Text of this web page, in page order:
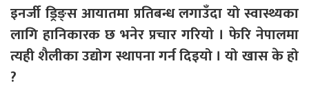
इनर्जी ड्रिङ्स आयातमा प्रतिबन्ध लगाउँदा यो स्वास्थ्यका
लागि हानिकारक छ भनेर प्रचार गरियो । फेरि नेपालमा
त्यही शैलीका उद्योग स्थापना गर्न दिइयो । यो खास के हो
?